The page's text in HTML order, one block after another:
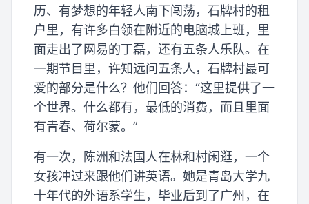
历、有梦想的年轻人南下闯荡，石牌村的租
户里，有许多白领在附近的电脑城上班，里
面走出了网易的丁磊，还有五条人乐队。在
一期节目里，许知远问五条人，石牌村最可
爱的部分是什么？他们回答：“这里提供了一
个世界。什么都有，最低的消费，而且里面
有青春、荷尔蒙。”
有一次，陈洲和法国人在林和村闲逛，一个
女孩冲过来跟他们讲英语。她是青岛大学九
十年代的外语系学生，毕业后到了广州，在